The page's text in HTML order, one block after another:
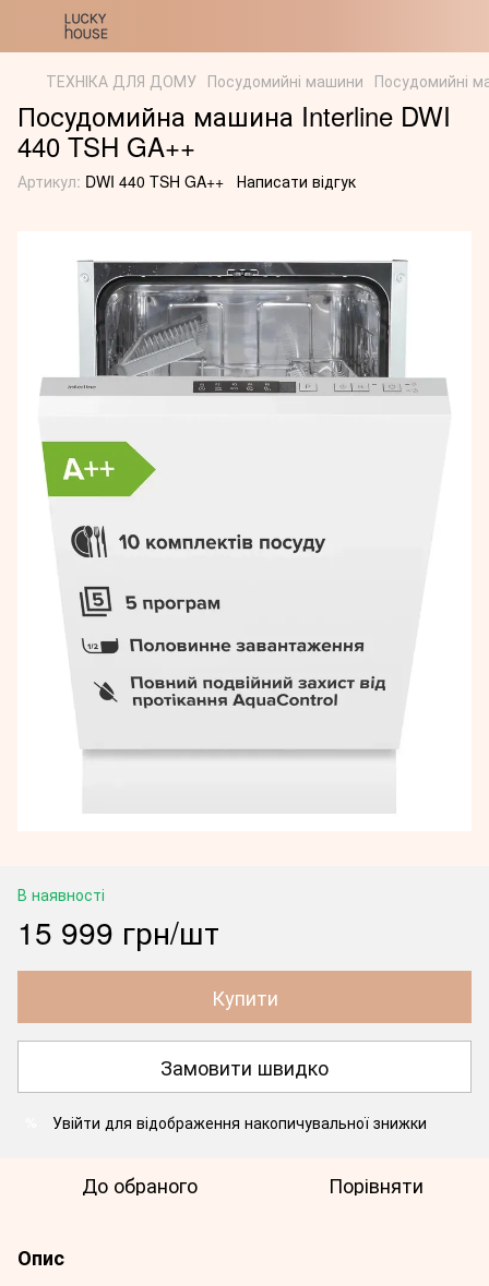
ТЕХНІКА ДЛЯ ДОМУ Посудомийні машини Посудомийні
Посудомийна машина Interline DWI
440 TSH GA++
Артикул: DWI 440 TSH GA++ Написати відгук
В наявності
15 999 грн/шт
Купити
Замовити швидко
Увійти для відображення накопичувальної знижки
До обраного Порівняти
Опис